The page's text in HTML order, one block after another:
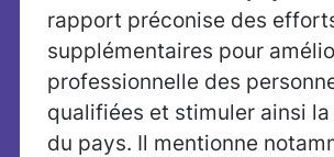
rapport préconise des
supplémentaires pour
professionnelle des
qualifiées et stimuler ainsi
du pays. Il mentionne